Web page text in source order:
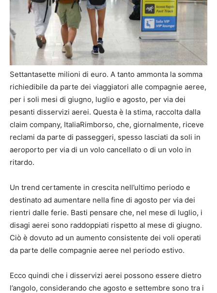
Settantasette milioni di euro. A tanto ammonta la somma
richiedibile da parte dei viaggiatori alle compagnie aeree,
per i soli mesi di giugno, luglio e agosto, per via dei
pesanti disservizi aerei. Questa è la stima, raccolta dalla
claim company, ItaliaRimborso, che, giornalmente, riceve
reclami da parte di passeggeri, spesso lasciati da soli in
aeroporto per via di un volo cancellato o di un volo in
ritardo.
Un trend certamente in crescita nell’ultimo periodo e
destinato ad aumentare nella fine di agosto per via dei
rientri dalle ferie. Basti pensare che, nel mese di luglio, i
disagi aerei sono raddoppiati rispetto al mese di giugno.
Ciò è dovuto ad un aumento consistente dei voli operati
da parte delle compagnie aeree nel periodo estivo.
Ecco quindi che i disservizi aerei possono essere dietro
l’angolo, considerando che agosto e settembre sono tra i